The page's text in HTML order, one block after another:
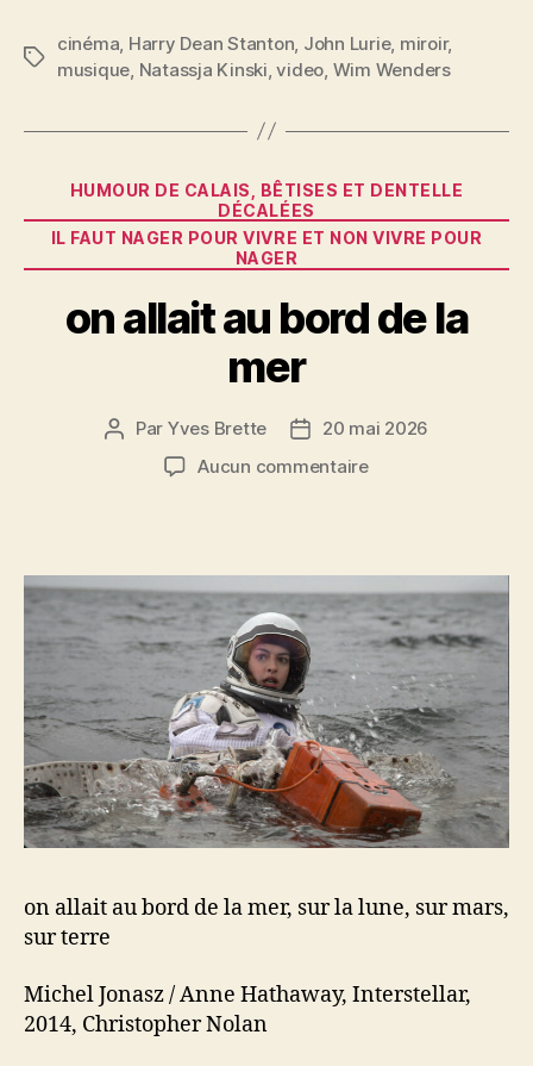
c
e
b
o
k
itt
er
ai
l
er
es
t
rt
a
g
Étiquettes
cinéma Harry Dean Stanton John Lurie, miroir,
musique Natassja Kinski ,video Wim Wenders
Catégories
HUMOUR DE CALAIS, BÊTISES ET DENTELLE
DÉCALÉES
IL FAUT NAGER POUR VIVRE ET NON VIVRE POUR
NAGER
on allait au bord de la
mer
Auteur
l’article
Par Yves Brette
Date20 mai 2026
Aucun commentairesur
de
la
mer
on allait au bord de la mer, sur la lune, sur mars,
sur terre
Michel Jonasz / Anne Hathaway, Interstellar,
2014, Christopher Nolan